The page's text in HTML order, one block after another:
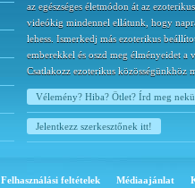
az egészséges életmódon át az ezoterikus
videókig mindennel ellátunk, hogy
lehess. Ismerkedj más ezoterikus
emberekkel és oszd meg élményeidet a
Csatlakozz ezoterikus közösségünkhöz
Vélemény? Hiba? Ötlet? Írd meg
Jelentkezz szerkesztőnek itt!
Felhasználási feltételek Médiaajánlat